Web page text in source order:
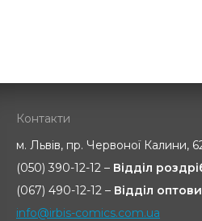
Контакти
м. Львів, пр. Червоної Калини,
(050) 390-12-12 – Відділ
(067) 490-12-12 – Відділ
info@irbis-comics.com.ua